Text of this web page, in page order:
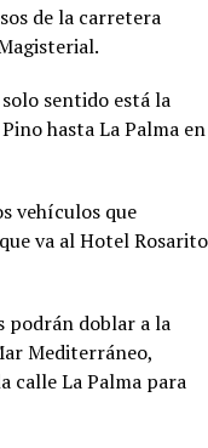
de la carretera
sentido está la
hasta La Palma en
vehículos que
va al Hotel Rosarito
podrán doblar a la
Mediterráneo,
calle La Palma para